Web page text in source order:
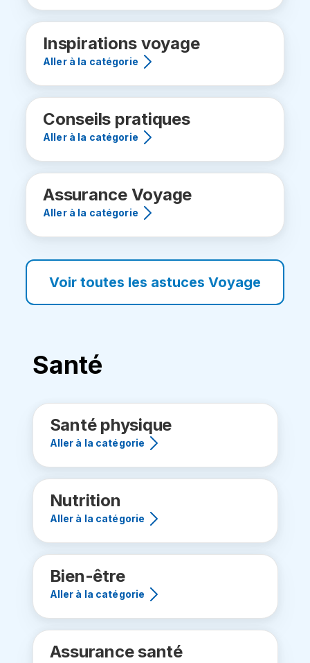
Inspirations voyage
Aller à la catégorie
Conseils pratiques
Aller à la catégorie
Assurance Voyage
Aller à la catégorie
Voir toutes les astuces Voyage
Santé
Santé physique
Aller à la catégorie
Nutrition
Aller à la catégorie
Bien-être
Aller à la catégorie
Assurance santé